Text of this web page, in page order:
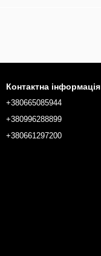
Контактна інформація
+380665085944
+380996288899
+380661297200